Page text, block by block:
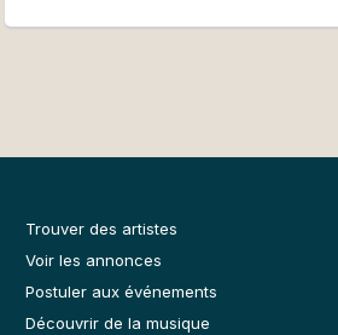
Trouver des artistes
Voir les annonces
Postuler aux événements
Découvrir de la musique